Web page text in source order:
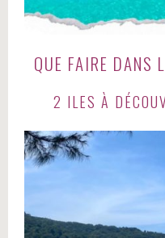
QUE FAIRE DANS
2 ILES À